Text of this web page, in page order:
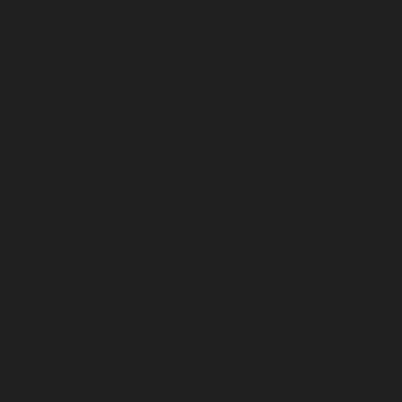
Možete li vjerovati da je ovo tijelo
godišnjakinje? Laskavi